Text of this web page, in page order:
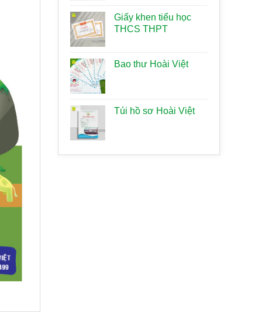
Giấy khen tiểu học
THCS THPT
Bao thư Hoài Việt
Túi hồ sơ Hoài Việt